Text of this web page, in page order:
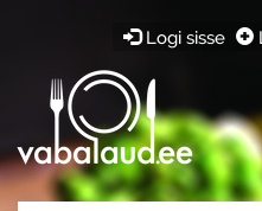
Logi sisse